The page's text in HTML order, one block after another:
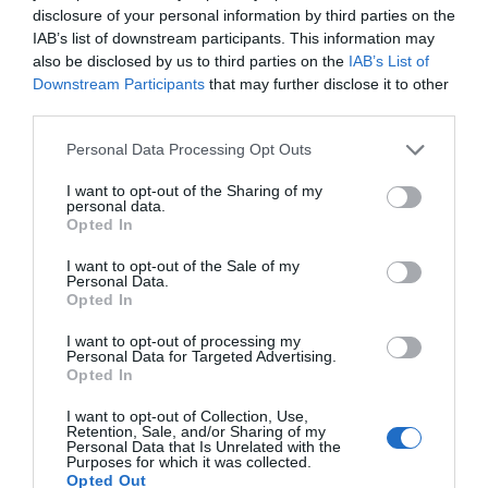
disclosure of your personal information by third parties on the
IAB’s list of downstream participants. This information may
also be disclosed by us to third parties on the IAB’s List of
Downstream Participants that may further disclose it to other
Personal Data Processing Opt Outs
I want to opt-out of the Sharing of my
personal data.
Opted In
I want to opt-out of the Sale of my
Personal Data.
Opted In
I want to opt-out of processing my
Personal Data for Targeted Advertising.
Opted In
I want to opt-out of Collection, Use,
Retention, Sale, and/or Sharing of my
Personal Data that Is Unrelated with the
Purposes for which it was collected.
Opted Out
un nuevo récord
Eulogio López
Argumentos
Eclipse Sánchez: "No te olvides de las gafas
protectoras. Así, el 12 de agosto sólo
tendrás que mirar al cielo"
Hispanidad